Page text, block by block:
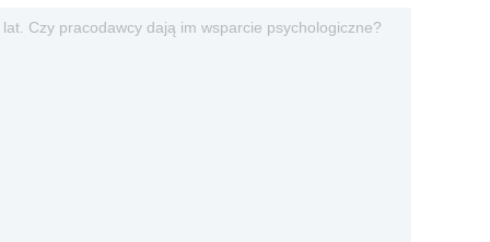
Czy pracodawcy dają im wsparcie psychologiczne?